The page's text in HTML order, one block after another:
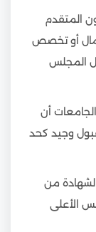
المتقدم
أو تخصص
المجلس
أن
وجيد كحد
من
الأعلى